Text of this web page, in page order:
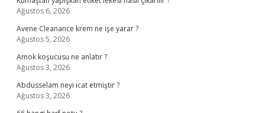
Ağustos 6, 2026
Avene Cleanance krem ne işe yarar ?
Ağustos 5, 2026
Amok koşucusu ne anlatır ?
Ağustos 3, 2026
Abdüsselam neyi icat etmiştir ?
Ağustos 3, 2026